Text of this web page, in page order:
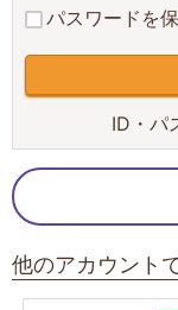
パスワードを
ID・パ
他のアカウント